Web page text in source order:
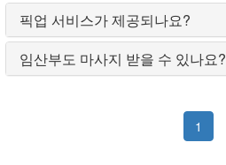
픽업 서비스가 제공되나요?
임산부도 마사지 받을 수 있나요?
1